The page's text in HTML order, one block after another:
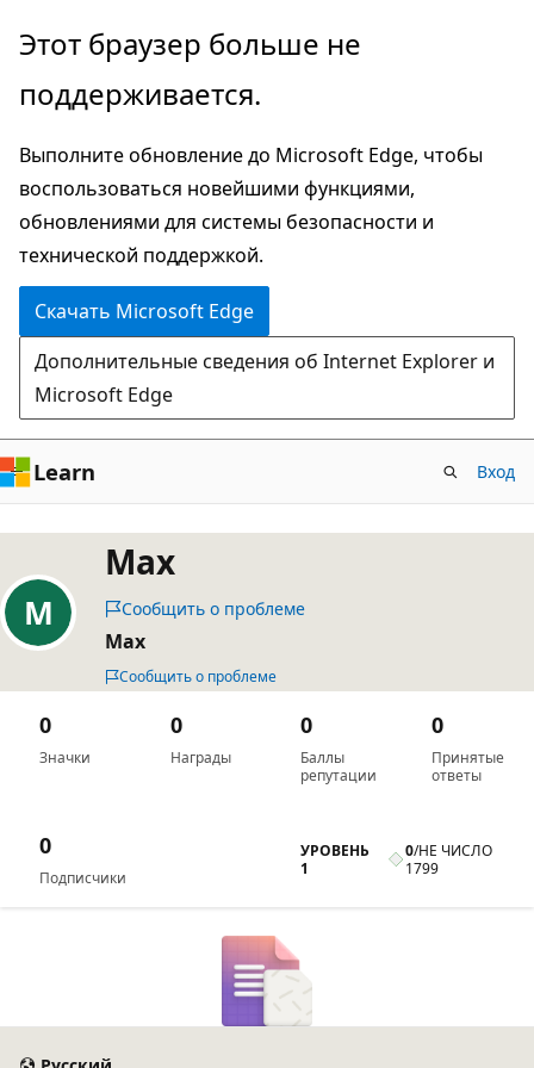
Пропустить
перейти
основному
содержимому
Этот браузер больше не
поддерживается.
Выполните обновление до Microsoft Edge, чтобы
воспользоваться новейшими функциями,
обновлениями для системы безопасности и
технической поддержкой.
Скачать Microsoft Edge
Дополнительные сведения об Internet Explorer и
Microsoft Edge
Learn Вход
Max
Сообщить о проблеме
Max
Сообщить о проблеме
Значки
0
Награды
0
Баллы
репутации
0
Принятые
ответы
0
Подписчики
0
УРОВЕНЬ
1
0/НЕ ЧИСЛО
1799